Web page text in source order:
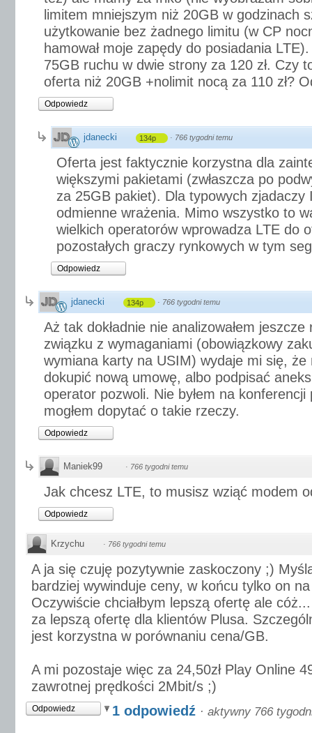
limitem mniejszym niż 20GB w godzinach
użytkowanie bez żadnego limitu (w CP
hamował moje zapędy do posiadania
75GB ruchu w dwie strony za 120 zł. Czy
oferta niż 20GB +nolimit nocą za 110 zł?
Odpowiedz
jdanecki 134p · 766 tygodni temu
Oferta jest faktycznie korzystna dla
większymi pakietami (zwłaszcza po
za 25GB pakiet). Dla typowych zjadaczy
odmienne wrażenia. Mimo wszystko to
wielkich operatorów wprowadza LTE do
pozostałych graczy rynkowych w tym
Odpowiedz
jdanecki 134p · 766 tygodni temu
Aż tak dokładnie nie analizowałem
związku z wymaganiami (obowiązkowy
wymiana karty na USIM) wydaje mi się, że
dokupić nową umowę, albo podpisać
operator pozwoli. Nie byłem na
mogłem dopytać o takie rzeczy.
Odpowiedz
Maniek99 · 766 tygodni temu
Jak chcesz LTE, to musisz wziąć modem
Odpowiedz
Krzychu · 766 tygodni temu
A ja się czuję pozytywnie zaskoczony ;)
bardziej wywinduje ceny, w końcu tylko on
Oczywiście chciałbym lepszą ofertę ale
za lepszą ofertę dla klientów Plusa.
jest korzystna w porównaniu cena/GB.
A mi pozostaje więc za 24,50zł Play Online
zawrotnej prędkości 2Mbit/s ;)
Odpowiedz 1 odpowiedź · aktywny 766